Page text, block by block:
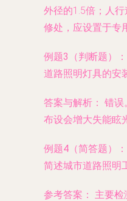
外径的1.5倍；人
修处，应设置于专
例题3（判断题）：
道路照明灯具的安
答案与解析： 错误
布设会增大失能眩
例题4（简答题）：
简述城市道路照明
参考答案：
主要